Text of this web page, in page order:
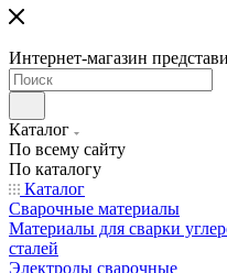
Интернет-магазин
Каталог
По всему сайту
По каталогу
Каталог
Сварочные материалы
Материалы для сварки
сталей
Электроды сварочные